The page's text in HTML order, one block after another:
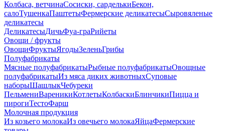
Колбаса, ветчинаСосиски, сарделькиБекон,
салоТушенкаПаштетыФермерские деликатесыСыровяленые
деликатесы
ДеликатесыДичьФуа-граРийеты
Овощи / фрукты
ОвощиФруктыЯгодыЗеленьГрибы
Полуфабрикаты
Мясные полуфабрикатыРыбные полуфабрикатыОвощные
полуфабрикатыИз мяса диких животныхСуповые
наборыШашлыкЧебуреки
ПельмениВареникиКотлетыКолбаскиБлинчикиПицца и
пирогиТестоФарш
Молочная продукция
Из козьего молокаИз овечьего молокаЯйцаФермерские